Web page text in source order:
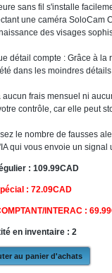
sans fil s'installe
une caméra SoloCam
des visages
détail compte : Grâce à la
dans les moindres détails
aucun frais mensuel ni
contrôle, car elle peut
le nombre de fausses
qui vous envoie un
: 109.99CAD
: 72.09CAD
INTERAC :
en inventaire : 2